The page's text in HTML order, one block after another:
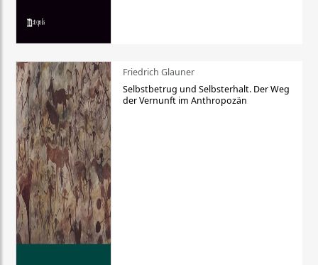
Friedrich Glauner
Selbstbetrug und Selbsterhalt. Der Weg
der Vernunft im Anthropozän